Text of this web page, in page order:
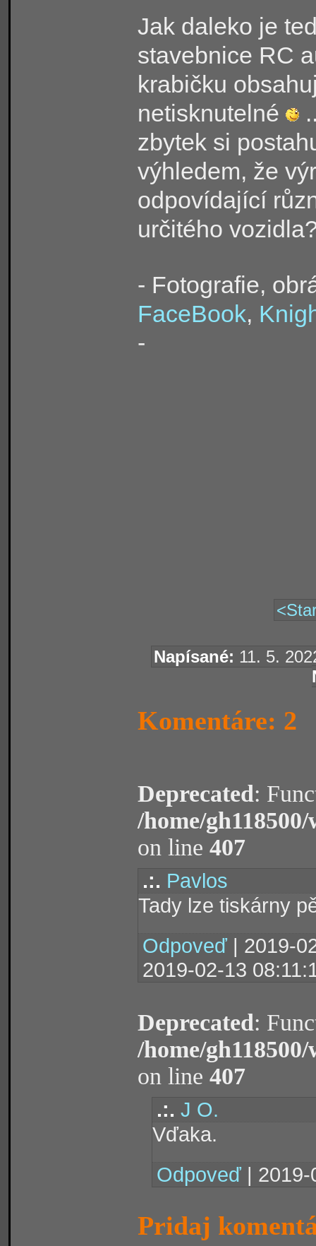
Jak daleko je
stavebnice RC
krabičku
netisknutelné
zbytek si
výhledem, že
odpovídající
určitého
- Fotografie,
FaceBook,
-
Napísané: 11. 5.
Komentáre: 2
Deprecated:
/home/
on line 407
.:. Pavlos
Tady lze tiskárny
Odpoveď | 2019-
2019-02-13
Deprecated:
/home/
on line 407
.:. J O.
Vďaka.
Odpoveď |
Pridaj